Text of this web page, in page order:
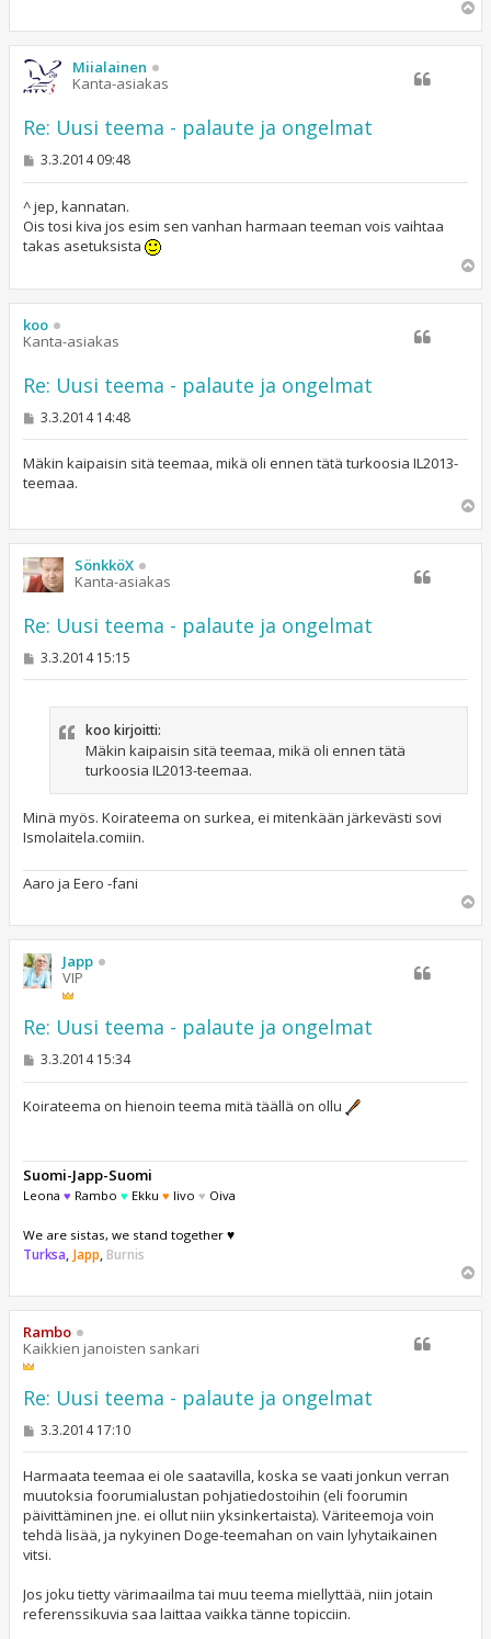
ö
Miialainen
Kanta-asiakas
Re: Uusi teema - palaute ja ongelmat
V
e
s
t
i
3.3.2014 09:48
^ jep, kannatan.
Ois tosi kiva jos esim sen vanhan harmaan teeman vois vaihtaa
takas asetuksista
ö
koo
Kanta-asiakas
Re: Uusi teema - palaute ja ongelmat
V
s
t
i
3.3.2014 14:48
Mäkin kaipaisin sitä teemaa, mikä oli ennen tätä turkoosia IL2013-
teemaa.
ö
SönkköX
Kanta-asiakas
Re: Uusi teema - palaute ja ongelmat
V3.3.2014 15:15
koo kirjoitti:
Mäkin kaipaisin sitä teemaa, mikä oli ennen tätä
turkoosia IL2013-teemaa.
Minä myös. Koirateema on surkea, ei mitenkään järkevästi sovi
Ismolaitela.comiin.
Aaro ja Eero -fani
ö
Japp
VIP
Re: Uusi teema - palaute ja ongelmat
V
e
s
3.3.2014 15:34
Koirateema on hienoin teema mitä täällä on ollu
Suomi-Japp-Suomi
Leona ♥ Rambo ♥ Ekku ♥ Iivo ♥ Oiva
We are sistas, we stand together ♥
Turksa Japp Burnis
ö
Rambo
Kaikkien janoisten sankari
Re: Uusi teema - palaute ja ongelmat
V
s
t
i
3.3.2014 17:10
Harmaata teemaa ei ole saatavilla, koska se vaati jonkun verran
muutoksia foorumialustan pohjatiedostoihin (eli foorumin
päivittäminen jne. ei ollut niin yksinkertaista). Väriteemoja voin
tehdä lisää, ja nykyinen Doge-teemahan on vain lyhytaikainen
vitsi.
Jos joku tietty värimaailma tai muu teema miellyttää, niin jotain
referenssikuvia saa laittaa vaikka tänne topicciin.